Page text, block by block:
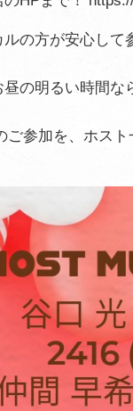
の方が安心し
の明るい時間
参加を、ホス